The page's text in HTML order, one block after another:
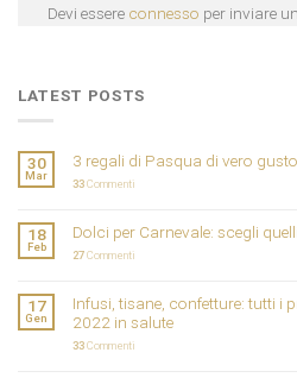
Devi essere connesso per inviare
LATEST POSTS
30
Mar
3 regali di Pasqua di vero gusto
33Commenti
18
Feb
Dolci per Carnevale: scegli
27Commenti
17
Gen
Infusi, tisane, confetture: tutti i
2022 in salute
33Commenti